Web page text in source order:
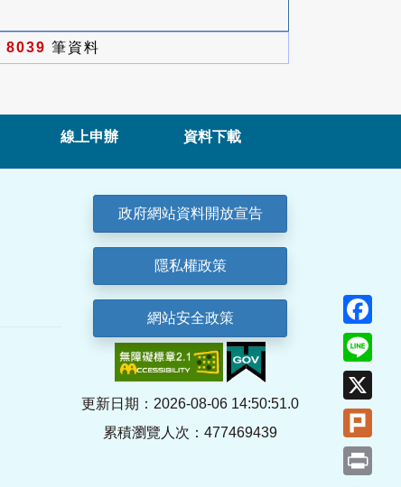
8039 筆資料
線上申辦 資料下載
政府網站資料開放宣告
隱私權政策
網站安全政策
更新日期：2026-08-06 14:50:51.0
累積瀏覽人次：477469439